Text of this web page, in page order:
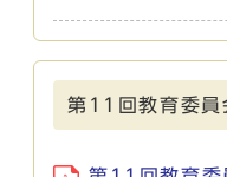
第11回教育委員